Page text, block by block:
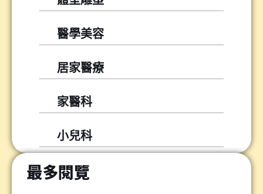
醫學美容
居家醫療
家醫科
小兒科
最多閱覽